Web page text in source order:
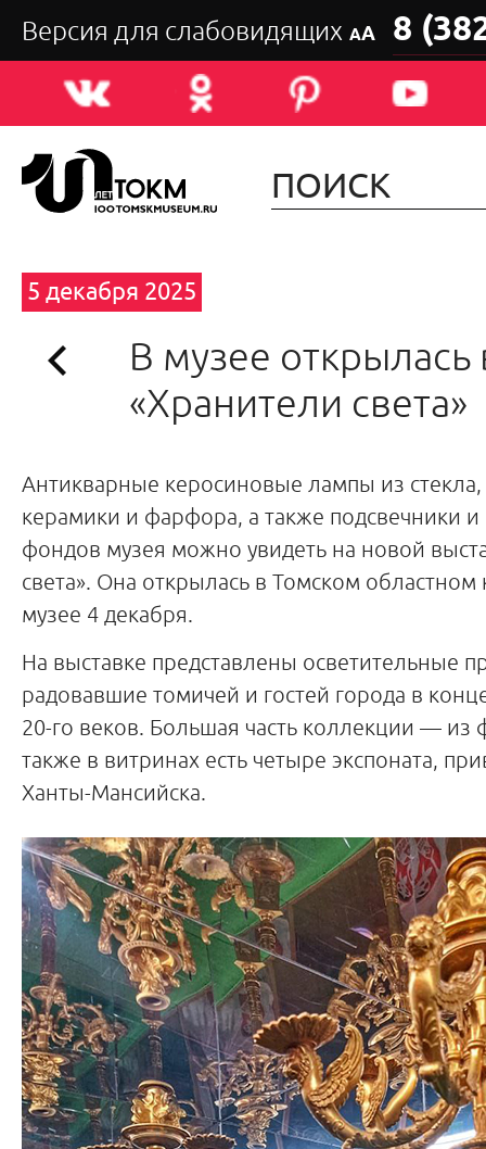
Версия для слабовидящих АА 8
5 декабря 2025
В музее открылась
«Хранители света»
Антикварные керосиновые лампы из стекла,
керамики и фарфора, а также подсвечники
фондов музея можно увидеть на новой
света». Она открылась в Томском областном
музее 4 декабря.
На выставке представлены осветительные
радовавшие томичей и гостей города в
20-го веков. Большая часть коллекции —
также в витринах есть четыре экспоната,
Ханты-Мансийска.